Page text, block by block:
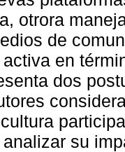
otrora
de
en
dos
su